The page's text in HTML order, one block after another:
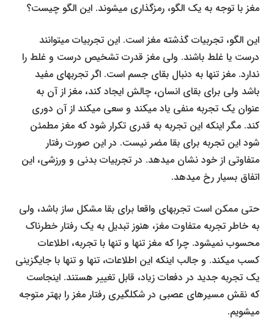
مغز با توجه به یک الگو، رمز­گذاری می­شوند. این الگو چیست؟
این الگو، تجربیات گذشته مغز است. این تجربیات می­توانند
درست یا غلط باشند. ولی مغز قدرت تشخیص درست و غلط را
ندارد. مغز تنها به دنبال بقای جسم است. اگر تجربه­ای مفید
باشد ولی برای بقای انسان، چالش ایجاد کند، مغز از آن به
عنوان یک تجربه منفی یاد می­کند و سعی می­کند از آن دوری
کند. مگر اینکه این تجربه به قدری تکرار شود که مغز مطمئن
شود این تجربه برای بقا مضر نیست. در این صورت رفتار
متفاوتی از خود نشان می­دهد. در تجربیات بدنی و ورزشی، این
اتفاق بسیار رخ می­دهد.
حتی ممکن است تجربه­ای واقعا برای بقا مشکل ساز باشد، ولی
به خاطر تجربه متفاوت مغز، هنوز تبدیل به یک رفتار خطرناک
محسوب نمی­شود. چرا که مغز تنها و تنها با تجربه، اطلاعات
کسب می­کند. و جالب اینکه این اطلاعات، تنها و تنها با جایگزینی
یک تجربه جدید در دفعات زیاد، قابل تغییر هستند. اینجاست
که نقش مسیرهای عصبی در شکل­گیری رفتار مغز را بهتر متوجه
می­شویم.